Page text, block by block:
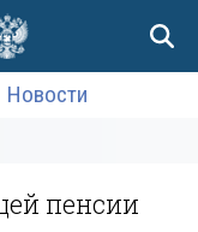
Новости
пенсии